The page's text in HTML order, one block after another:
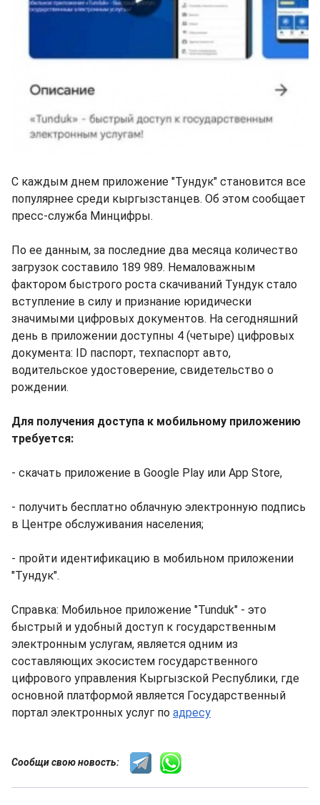
С каждым днем приложение "Тундук" становится все
популярнее среди кыргызстанцев. Об этом сообщает
пресс-служба Минцифры.
По ее данным, за последние два месяца количество
загрузок составило 189 989. Немаловажным
фактором быстрого роста скачиваний Тундук стало
вступление в силу и признание юридически
значимыми цифровых документов. На сегодняшний
день в приложении доступны 4 (четыре) цифровых
документа: ID паспорт, техпаспорт авто,
водительское удостоверение, свидетельство о
рождении.
Для получения доступа к мобильному приложению
требуется:
- скачать приложение в Google Play или App Store,
- получить бесплатно облачную электронную подпись
в Центре обслуживания населения;
- пройти идентификацию в мобильном приложении
"Тундук".
Справка: Мобильное приложение "Tunduk" - это
быстрый и удобный доступ к государственным
электронным услугам, является одним из
составляющих экосистем государственного
цифрового управления Кыргызской Республики, где
основной платформой является Государственный
портал электронных услуг по адресу
Сообщи свою новость: